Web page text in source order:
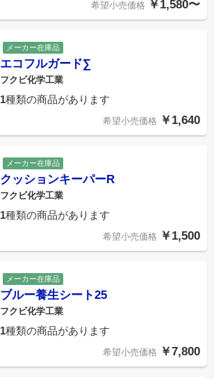
希望小売価格 ￥1,580〜
メーカー在庫品
エコフルガード∑
フクビ化学工業
1種類の商品があります
希望小売価格 ￥1,640
メーカー在庫品
クッションキーパーR
フクビ化学工業
1種類の商品があります
希望小売価格 ￥1,500
メーカー在庫品
ブルー養生シート25
フクビ化学工業
1種類の商品があります
希望小売価格 ￥7,800